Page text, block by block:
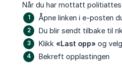
Når du har mottatt
Åpne linken i e-posten
Du blir sendt tilbake til
Klikk «Last opp» og
Bekreft opplastingen